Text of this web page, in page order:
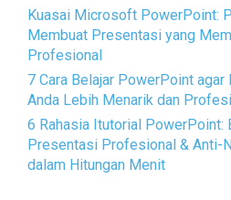
Kuasai Microsoft PowerPoint:
Membuat Presentasi yang
Profesional
7 Cara Belajar PowerPoint
Anda Lebih Menarik dan
6 Rahasia Itutorial PowerPoint:
Presentasi Profesional & Anti-
dalam Hitungan Menit